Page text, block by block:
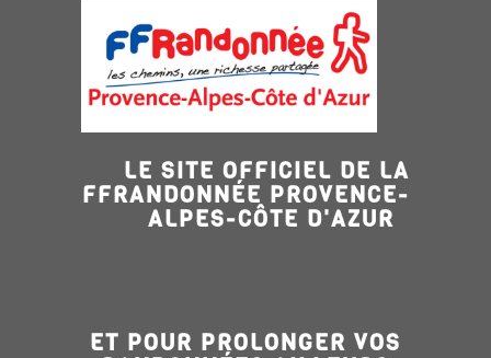
LE SITE OFFICIEL DE LA
FFRANDONNÉE PROVENCE-
ALPES-CÔTE D'AZUR
ET POUR PROLONGER VOS